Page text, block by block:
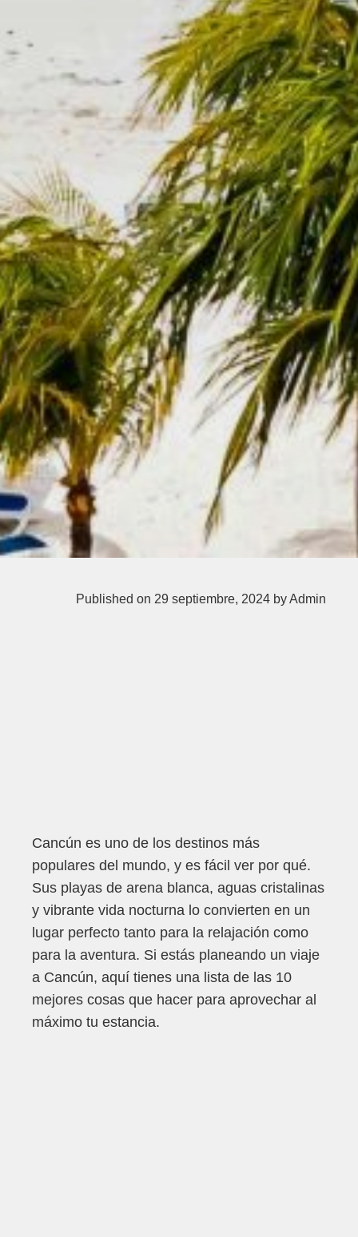
Published on 29 septiembre, 2024 by Admin
Cancún es uno de los destinos más
populares del mundo, y es fácil ver por qué.
Sus playas de arena blanca, aguas cristalinas
y vibrante vida nocturna lo convierten en un
lugar perfecto tanto para la relajación como
para la aventura. Si estás planeando un viaje
a Cancún, aquí tienes una lista de las 10
mejores cosas que hacer para aprovechar al
máximo tu estancia.